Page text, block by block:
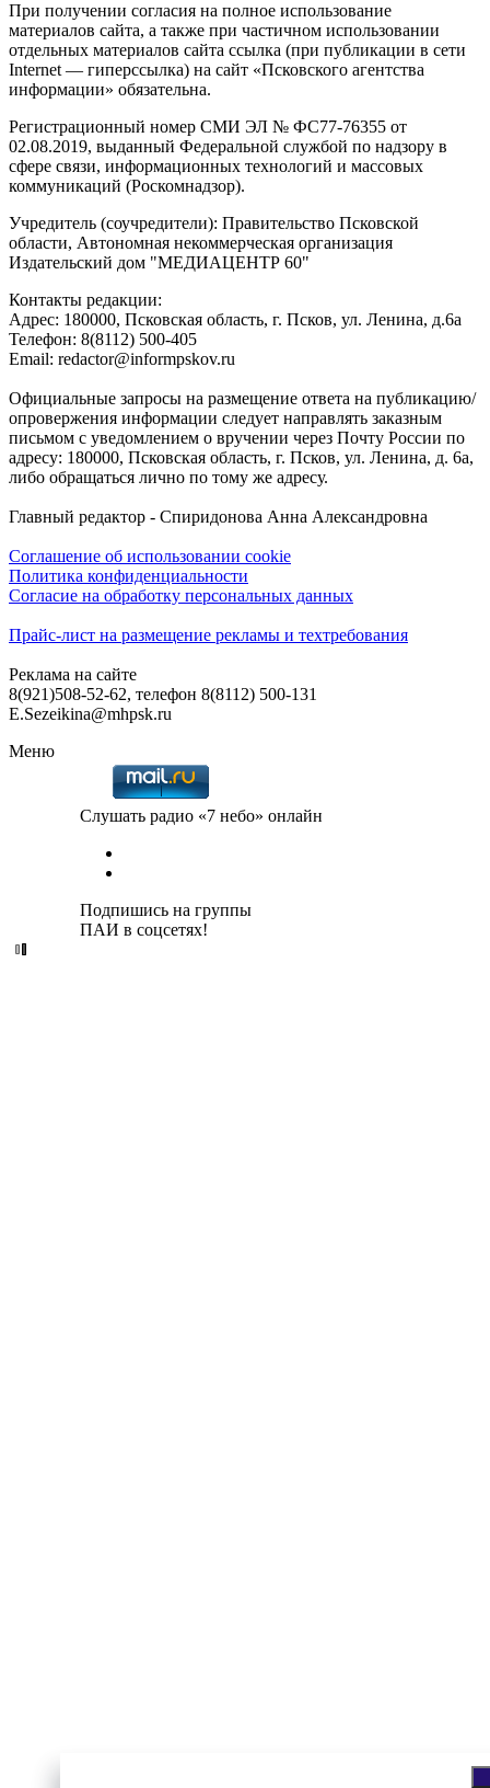
При получении согласия на полное использование
материалов сайта, а также при частичном использовании
отдельных материалов сайта ссылка (при публикации в сети
Internet — гиперссылка) на сайт «Псковского агентства
информации» обязательна.
Регистрационный номер СМИ ЭЛ № ФС77-76355 от
02.08.2019, выданный Федеральной службой по надзору в
сфере связи, информационных технологий и массовых
коммуникаций (Роскомнадзор).
Учредитель (соучредители): Правительство Псковской
области, Автономная некоммерческая организация
Издательский дом "МЕДИАЦЕНТР 60"
Контакты редакции:
Адреc: 180000, Псковская область, г. Псков, ул. Ленина, д.6а
Телефон: 8(8112) 500-405
Email: redactor@informpskov.ru
Официальные запросы на размещение ответа на публикацию/
опровержения информации следует направлять заказным
письмом с уведомлением о вручении через Почту России по
адресу: 180000, Псковская область, г. Псков, ул. Ленина, д. 6а,
либо обращаться лично по тому же адресу.
Главный редактор - Спиридонова Анна Александровна
Соглашение об использовании cookie
Политика конфиденциальности
Согласие на обработку персональных данных
Прайс-лист на размещение рекламы и техтребования
Реклама на сайте
8(921)508-52-62, телефон 8(8112) 500-131
E.Sezeikina@mhpsk.ru
Меню
Слушать радио «7 небо» онлайн
Подпишись на группы
ПАИ в соцсетях!